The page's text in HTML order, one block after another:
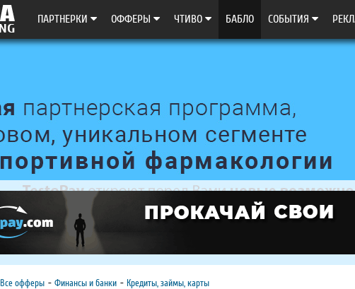
ПАРТНЕРКИ ОФФЕРЫ ЧТИВО БАБЛО CОБЫТИЯ
Все офферы Финансы и банки Кредиты, займы, карты